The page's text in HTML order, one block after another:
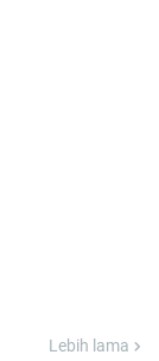
Lebih lama